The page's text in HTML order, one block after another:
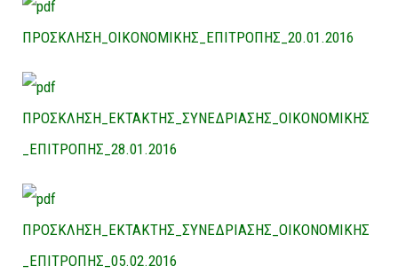
ΠΡΟΣΚΛΗΣΗ_ΟΙΚΟΝΟΜΙΚΗΣ_ΕΠΙΤΡΟΠΗΣ_20.01.2016
ΠΡΟΣΚΛΗΣΗ_ΕΚΤΑΚΤΗΣ_ΣΥΝΕΔΡΙΑΣΗΣ_ΟΙΚΟΝΟΜΙΚΗΣ
_ΕΠΙΤΡΟΠΗΣ_28.01.2016
ΠΡΟΣΚΛΗΣΗ_ΕΚΤΑΚΤΗΣ_ΣΥΝΕΔΡΙΑΣΗΣ_ΟΙΚΟΝΟΜΙΚΗΣ
_ΕΠΙΤΡΟΠΗΣ_05.02.2016